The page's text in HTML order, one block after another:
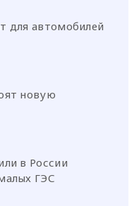
для автомобилей
новую
в России
ГЭС